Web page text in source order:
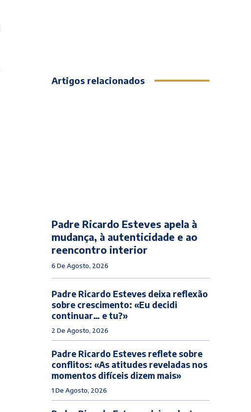
Artigos relacionados
Padre Ricardo Esteves apela à
mudança, à autenticidade e ao
reencontro interior
6 De Agosto, 2026
Padre Ricardo Esteves deixa reflexão
sobre crescimento: «Eu decidi
continuar… e tu?»
2 De Agosto, 2026
Padre Ricardo Esteves reflete sobre
conflitos: «As atitudes reveladas nos
momentos difíceis dizem mais»
1 De Agosto, 2026